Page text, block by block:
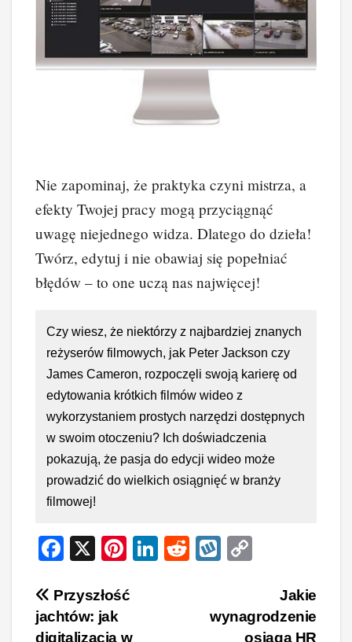
Nie zapominaj, że praktyka czyni mistrza, a
efekty Twojej pracy mogą przyciągnąć
uwagę niejednego widza. Dlatego do dzieła!
Twórz, edytuj i nie obawiaj się popełniać
błędów – to one uczą nas najwięcej!
Czy wiesz, że niektórzy z najbardziej znanych
reżyserów filmowych, jak Peter Jackson czy
James Cameron, rozpoczęli swoją karierę od
edytowania krótkich filmów wideo z
wykorzystaniem prostych narzędzi dostępnych
w swoim otoczeniu? Ich doświadczenia
pokazują, że pasja do edycji wideo może
prowadzić do wielkich osiągnięć w branży
filmowej!
F
c
e
X
Pi
er
Li
R
W
p
y
Nawigacja
wpisu
Jakie
wynagrodzenie
osiąga HR
Przyszłość
jachtów: jak
digitalizacja w